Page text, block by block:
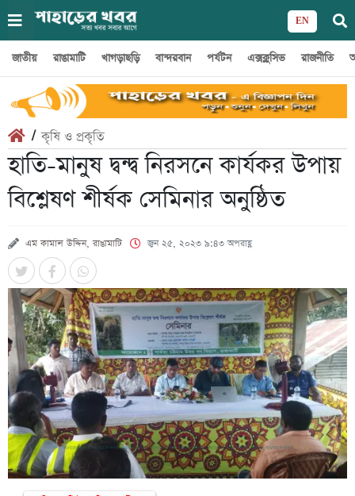
EN
জাতীয় রাঙামাটি খাগড়াছড়ি বান্দরবান পর্যটন এক্সক্লুসিভ রাজনীতি
/কৃষি ও প্রকৃতি
হাতি-মানুষ দ্বন্দ্ব নিরসনে কার্যকর উপায়
বিশ্লেষণ শীর্ষক সেমিনার অনুষ্ঠিত
এম কামাল উদ্দিন, রাঙামাটি জুন ২৫, ২০২৩ ৯:৪৩ অপরাহ্ণ